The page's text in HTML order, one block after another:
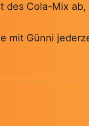
des Cola-Mix
mit Günni